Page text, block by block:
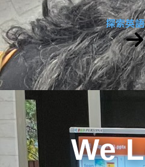
探索英
We